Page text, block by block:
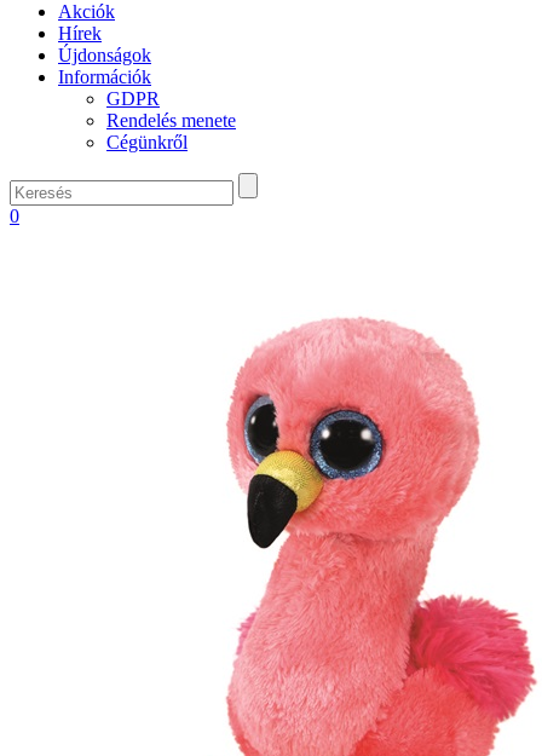
Akciók
Hírek
Újdonságok
Információk
GDPR
Rendelés menete
Cégünkről
0